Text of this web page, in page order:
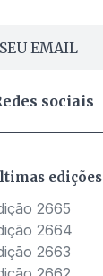
EMAIL
sociais
edições
2665
2664
2663